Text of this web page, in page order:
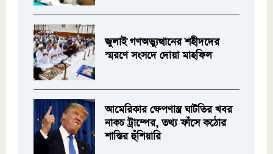
জুলাই গণঅভ্যুত্থানের শহীদদের
স্মরণে সংসদে দোয়া মাহফিল
আমেরিকার ক্ষেপণাস্ত্র ঘাটতির খবর
নাকচ ট্রাম্পের, তথ্য ফাঁসে কঠোর
শাস্তির হুঁশিয়ারি